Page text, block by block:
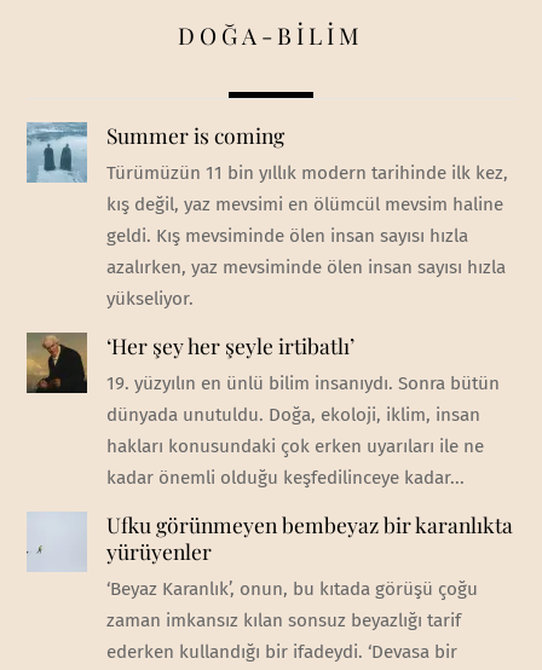
DOĞA-BİLİM
Summer is coming
Türümüzün 11 bin yıllık modern tarihinde ilk kez,
kış değil, yaz mevsimi en ölümcül mevsim haline
geldi. Kış mevsiminde ölen insan sayısı hızla
azalırken, yaz mevsiminde ölen insan sayısı hızla
yükseliyor.
‘Her şey her şeyle irtibatlı’
19. yüzyılın en ünlü bilim insanıydı. Sonra bütün
dünyada unutuldu. Doğa, ekoloji, iklim, insan
hakları konusundaki çok erken uyarıları ile ne
kadar önemli olduğu keşfedilinceye kadar...
Ufku görünmeyen bembeyaz bir karanlıkta
yürüyenler
‘Beyaz Karanlık’, onun, bu kıtada görüşü çoğu
zaman imkansız kılan sonsuz beyazlığı tarif
ederken kullandığı bir ifadeydi. ‘Devasa bir